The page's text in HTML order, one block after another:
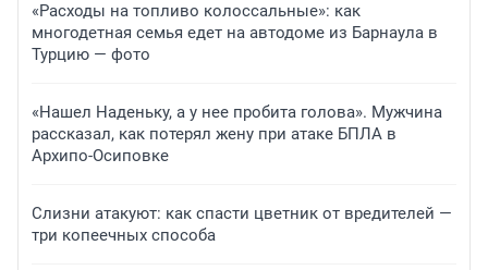
«Расходы на топливо колоссальные»: как
многодетная семья едет на автодоме из Барнаула в
Турцию — фото
«Нашел Наденьку, а у нее пробита голова». Мужчина
рассказал, как потерял жену при атаке БПЛА в
Архипо-Осиповке
Слизни атакуют: как спасти цветник от вредителей —
три копеечных способа